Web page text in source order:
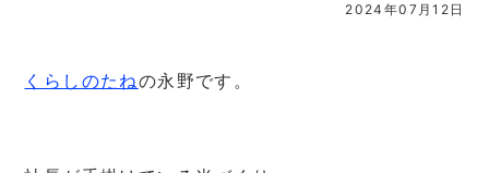
2024年07月12日
くらしのたねの永野です。